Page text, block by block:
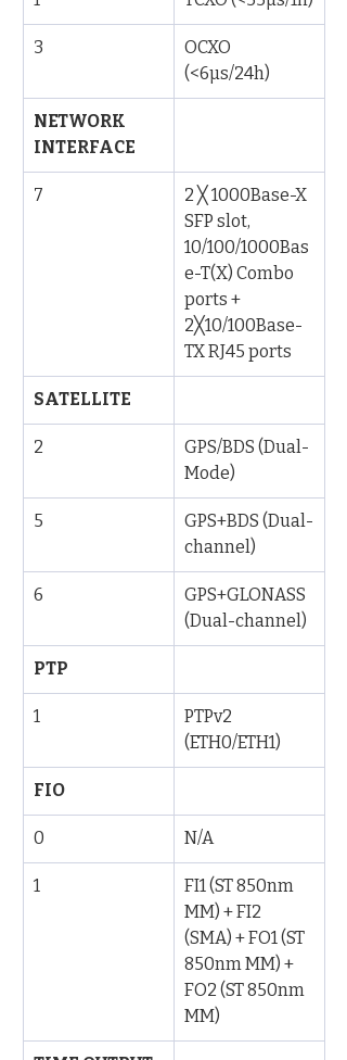
3
OCXO
(<6µs/24h)
NETWORK
INTERFACE
7
2 ╳ 1000Base-X
SFP slot,
10/100/1000Bas
e-T(X) Combo
ports +
2╳10/100Base-
TX RJ45 ports
SATELLITE
2
GPS/BDS (Dual-
Mode)
5
GPS+BDS (Dual-
channel)
6
GPS+GLONASS
(Dual-channel)
PTP
1
PTPv2
(ETH0/ETH1)
FIO
0 N/A
1
FI1 (ST 850nm
MM) + FI2
(SMA) + FO1 (ST
850nm MM) +
FO2 (ST 850nm
MM)